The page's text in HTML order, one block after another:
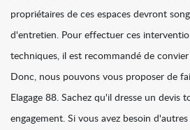
propriétaires de ces espaces devront
d'entretien. Pour effectuer ces
techniques, il est recommandé de
Donc, nous pouvons vous proposer de
Elagage 88. Sachez qu'il dresse un devis
engagement. Si vous avez besoin